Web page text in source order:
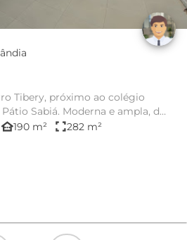
- Uberlândia
Tibery, próximo ao colégio
e ampla, de
other_houses190 m² fullscreen282 m²